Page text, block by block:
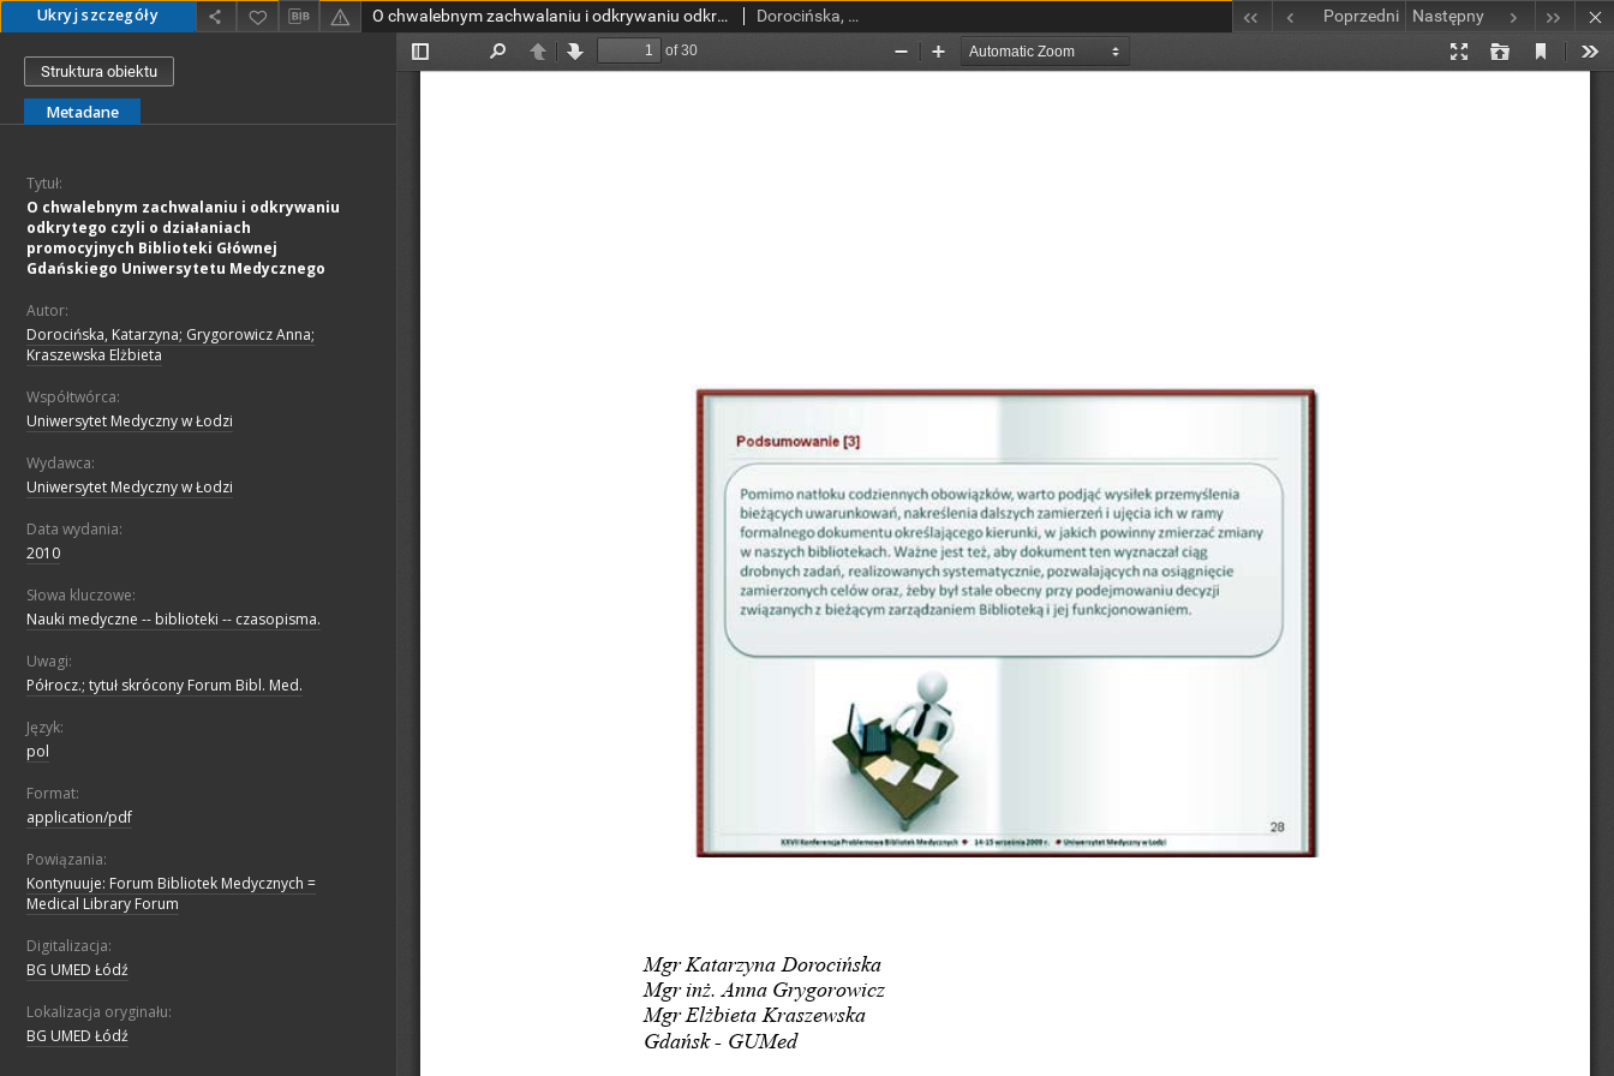
Ukryj szczegóły O chwalebnym zachwalaniu i odkrywaniu odkrytego czyli o działaniach promocyjnych Biblioteki Głównej Gdańskiego Uniwersytetu Medycznego Dorocińska, Katarzyna; Grygorowicz Anna; Kraszewska Elżbieta Poprzedni Następny
Struktura obiektu
Metadane
Tytuł:
O chwalebnym zachwalaniu i odkrywaniu
odkrytego czyli o działaniach
promocyjnych Biblioteki Głównej
Gdańskiego Uniwersytetu Medycznego
Autor:
Dorocińska, Katarzyna; Grygorowicz Anna;
Kraszewska Elżbieta
Współtwórca:
Uniwersytet Medyczny w Łodzi
Wydawca:
Uniwersytet Medyczny w Łodzi
Data wydania:
2010
Słowa kluczowe:
Nauki medyczne -- biblioteki -- czasopisma.
Uwagi:
Półrocz.; tytuł skrócony Forum Bibl. Med.
Język:
pol
Format:
application/pdf
Powiązania:
Kontynuuje: Forum Bibliotek Medycznych =
Medical Library Forum
Digitalizacja:
BG UMED Łódź
Lokalizacja oryginału:
BG UMED Łódź